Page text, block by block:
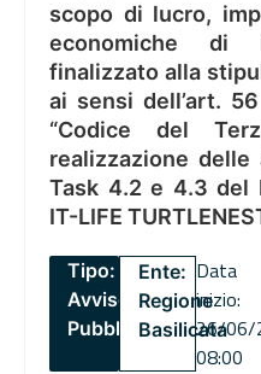
scopo di lucro,
economiche di
finalizzato alla
ai sensi dell’art.
“Codice del
realizzazione
Task 4.2 e 4.3 del
IT-LIFE
Tipo:
Avviso
Pubblico
Ente:
Regione
Basilicata
Data
inizio:
26/06/
08:00